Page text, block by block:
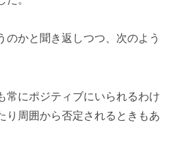
のかと聞き返しつつ、次のよう
常にポジティブにいられるわけ
り周囲から否定されるときもあ